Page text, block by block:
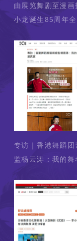
由展览舞剧至漫画
小龙诞生85周年
专访｜香港舞蹈团
监杨云涛：我的舞